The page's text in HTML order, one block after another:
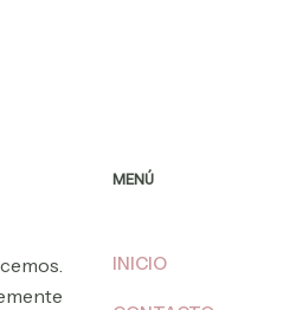
MENÚ
INICIO